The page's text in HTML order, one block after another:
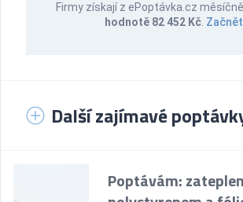
Firmy získají z ePoptávka.cz měsíčně
hodnotě 82 452 Kč
Další zajímavé
Poptávám: